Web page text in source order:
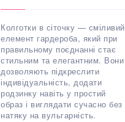
Колготки в сіточку — сміливий
елемент гардероба, який при
правильному поєднанні стає
стильним та елегантним. Вони
дозволяють підкреслити
індивідуальність, додати
родзинку навіть у простий
образ і виглядати сучасно без
натяку на вульгарність.